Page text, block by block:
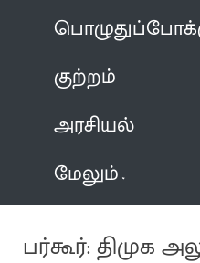
குற்றம்
அரசியல்
மேலும்
பர்கூர்: திமுக